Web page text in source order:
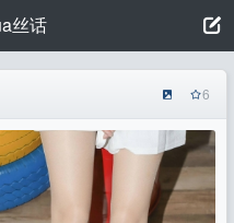
丝话
6